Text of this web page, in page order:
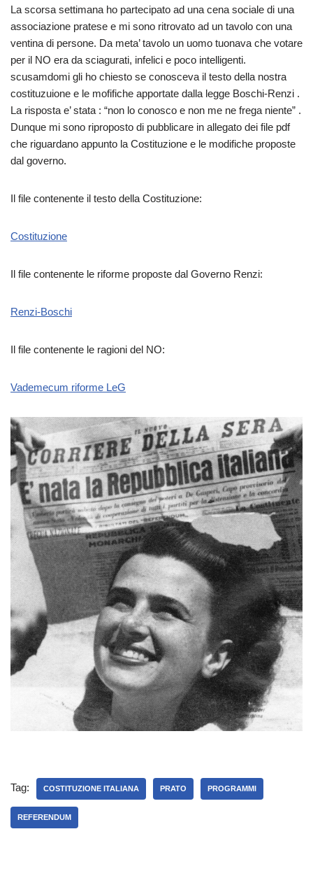
La scorsa settimana ho partecipato ad una cena sociale di una
associazione pratese e mi sono ritrovato ad un tavolo con una
ventina di persone. Da meta’ tavolo un uomo tuonava che votare
per il NO era da sciagurati, infelici e poco intelligenti.
scusamdomi gli ho chiesto se conosceva il testo della nostra
costituzuione e le mofifiche apportate dalla legge Boschi-Renzi .
La risposta e’ stata : “non lo conosco e non me ne frega niente” .
Dunque mi sono riproposto di pubblicare in allegato dei file pdf
che riguardano appunto la Costituzione e le modifiche proposte
dal governo.
Il file contenente il testo della Costituzione:
Costituzione
Il file contenente le riforme proposte dal Governo Renzi:
Renzi-Boschi
Il file contenente le ragioni del NO:
Vademecum riforme LeG
Tag: COSTITUZIONE ITALIANA PRATO PROGRAMMI
REFERENDUM